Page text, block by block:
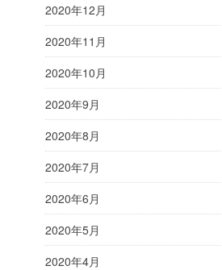
2020年12月
2020年11月
2020年10月
2020年9月
2020年8月
2020年7月
2020年6月
2020年5月
2020年4月